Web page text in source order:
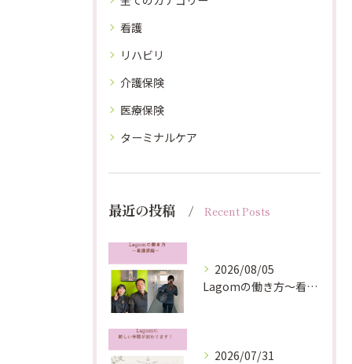
看護
リハビリ
介護保険
医療保険
ターミナルケア
最近の投稿 Recent Posts
2026/08/05
Lagomの働き方〜看護師編〜
2026/07/31